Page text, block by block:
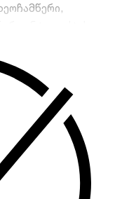
დონეს
(მხარდაჭერა 8
სახის ამოცნობა
ბაზასთან